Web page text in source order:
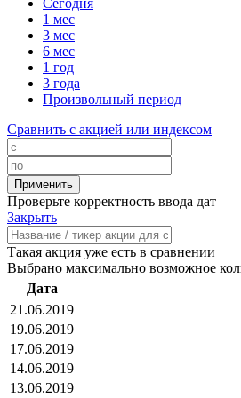
Сегодня
1 мес
3 мес
6 мес
1 год
3 года
Произвольный период
Сравнить с акцией или индексом
Проверьте корректность ввода дат
Закрыть
Такая акция уже есть в сравнении
Выбрано максимально возможное
Дата
21.06.2019
19.06.2019
17.06.2019
14.06.2019
13.06.2019